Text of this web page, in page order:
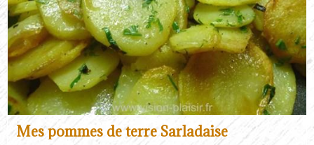
Mes pommes de terre Sarladaise